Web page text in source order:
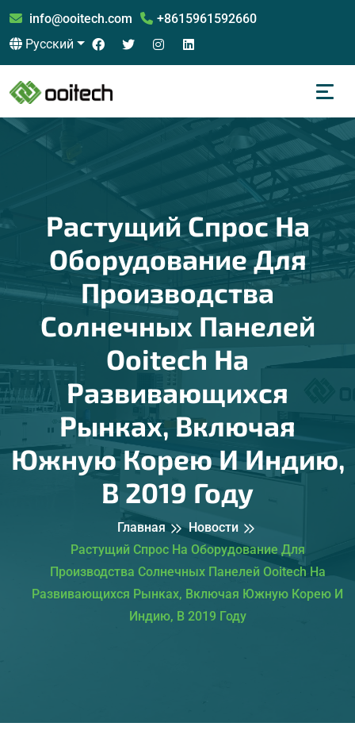
info@ooitech.com
+8615961592660
Русский
Растущий Спрос На
Оборудование Для
Производства
Солнечных Панелей
Ooitech На
Развивающихся
Рынках, Включая
Южную Корею И Индию,
В 2019 Году
Главная
Новости
Растущий Спрос На Оборудование Для
Производства Солнечных Панелей Ooitech На
Развивающихся Рынках, Включая Южную Корею И
Индию, В 2019 Году